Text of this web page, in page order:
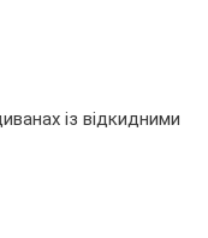
із відкидними